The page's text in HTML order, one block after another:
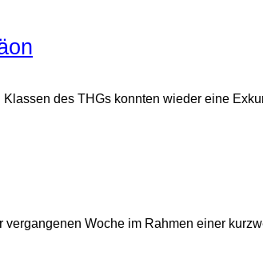
des THGs konnten wieder eine
Woche im Rahmen einer